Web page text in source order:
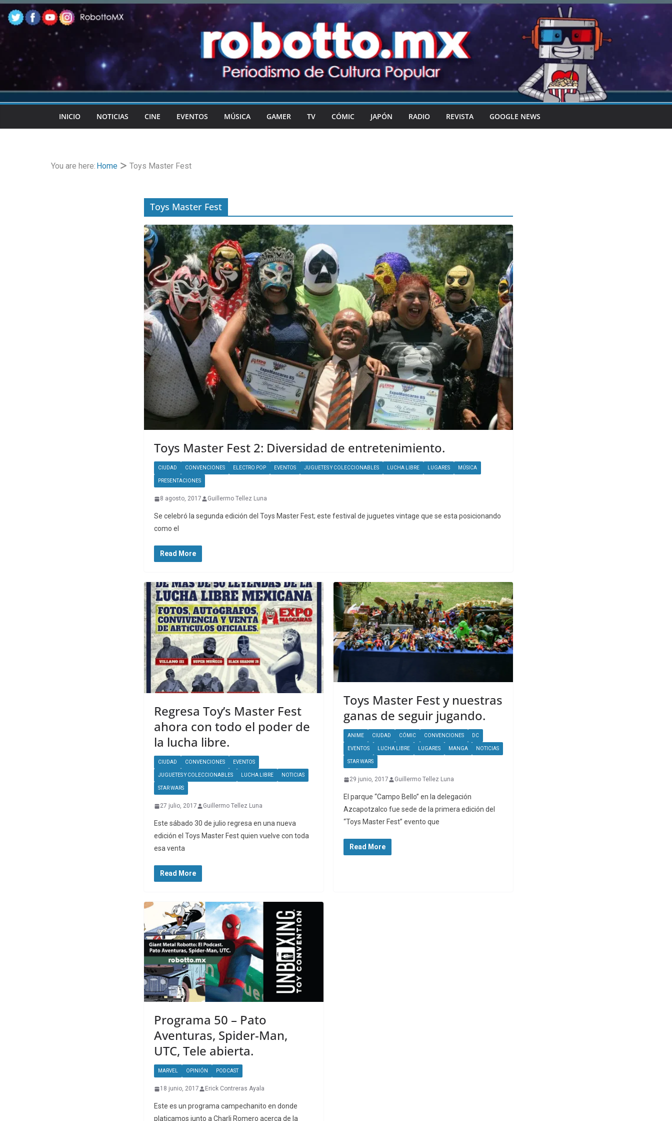
Skip
to
content
INICIO NOTICIAS CINE EVENTOS MÚSICA GAMER TV CÓMIC JAPÓN RADIO REVISTA GOOGLE NEWS
You are here: Home Toys Master Fest
Toys Master Fest
Toys Master Fest 2: Diversidad de entretenimiento.
CIUDAD CONVENCIONES ELECTRO POP EVENTOS JUGUETES Y COLECCIONABLES LUCHA LIBRE LUGARES MÚSICA
PRESENTACIONES
8 agosto, 2017 Guillermo Tellez Luna
Se celebró la segunda edición del Toys Master Fest; este festival de juguetes vintage que se esta posicionando
como el
Read More
Regresa Toy’s Master Fest
ahora con todo el poder de
la lucha libre.
CIUDAD CONVENCIONES EVENTOS
JUGUETES Y COLECCIONABLES LUCHA LIBRE NOTICIAS
STAR WARS
27 julio, 2017 Guillermo Tellez Luna
Este sábado 30 de julio regresa en una nueva
edición el Toys Master Fest quien vuelve con toda
esa venta
Read More
Toys Master Fest y nuestras
ganas de seguir jugando.
ANIME CIUDAD CÓMIC CONVENCIONES DC
EVENTOS LUCHA LIBRE LUGARES MANGA NOTICIAS
STAR WARS
29 junio, 2017 Guillermo Tellez Luna
El parque “Campo Bello” en la delegación
Azcapotzalco fue sede de la primera edición del
“Toys Master Fest” evento que
Read More
Programa 50 – Pato
Aventuras, Spider-Man,
UTC, Tele abierta.
MARVEL OPINIÓN PODCAST
18 junio, 2017 Erick Contreras Ayala
Este es un programa campechanito en donde
platicamos junto a Charli Romero acerca de la